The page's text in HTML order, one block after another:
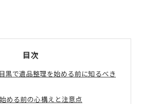
目次
黒で遺品整理を始める前に知るべき
める前の心構えと注意点